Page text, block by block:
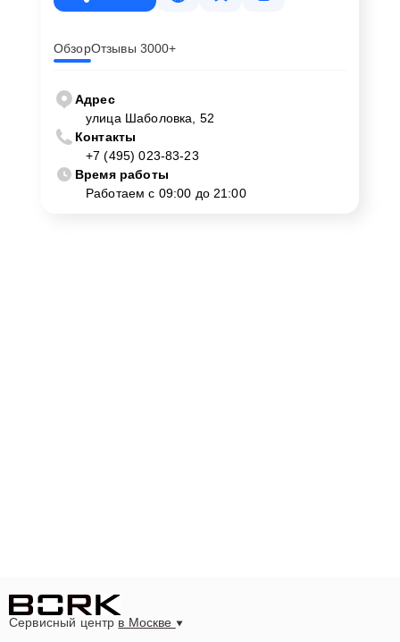
ОбзорОтзывы 3000+
Адрес
улица Шаболовка, 52
Контакты
+7 (495) 023-83-23
Время работы
Работаем с 09:00 до 21:00
Сервисный центр в Москве